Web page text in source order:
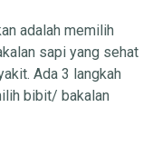
adalah memilih
sapi yang sehat
Ada 3 langkah
bibit/ bakalan